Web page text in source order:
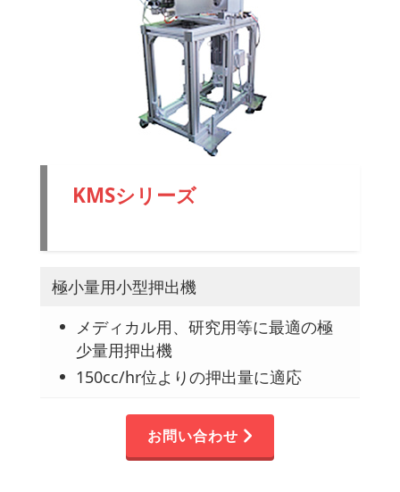
KMSシリーズ
極小量用小型押出機
メディカル用、研究用等に最適の極
少量用押出機
150cc/hr位よりの押出量に適応
お問い合わせ